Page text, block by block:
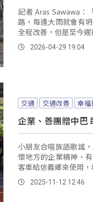
記者 Aras Sawawa：
路，每逢大雨就會有
全程改善，但是至今遲
2026-04-29 19:04
交通 交通改善 幸福
企業、善團贈中巴
小朋友合唱族語歌謠
懷地方的企業精神，
客車給信義鄉來使用
2025-11-12 12:46